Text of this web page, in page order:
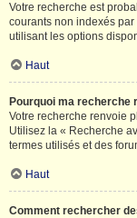
Votre recherche est
courants non indexés
utilisant les options
Haut
Pourquoi ma recherche
Votre recherche renvoie
Utilisez la « Recherche
termes utilisés et des
Haut
Comment rechercher